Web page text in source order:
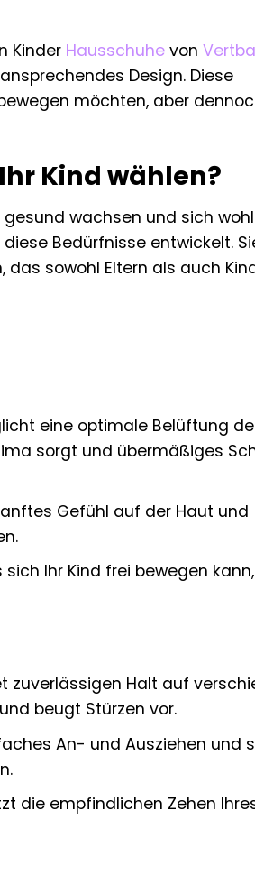
Kinder Hausschuhevon
Design. Diese
möchten, aber
Kind wählen?
wachsen und sich
Bedürfnisse entwickelt.
sowohl Eltern als auch
eine optimale Belüftung
sorgt und übermäßiges
Gefühl auf der Haut und
Ihr Kind frei bewegen
zuverlässigen Halt auf
beugt Stürzen vor.
An- und Ausziehen und
die empfindlichen Zehen